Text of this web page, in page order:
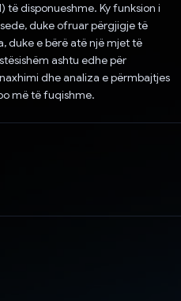
të disponueshme. Ky funksion i
duke ofruar përgjigje të
duke e bërë atë një mjet të
ashtu edhe për
dhe analiza e përmbajtjes
më të fuqishme.